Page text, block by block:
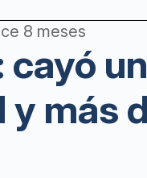
8 meses
cayó
y más